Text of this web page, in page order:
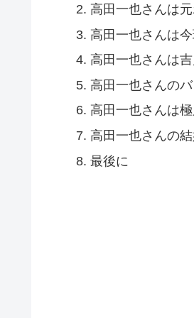
高田一也さんは
高田一也さんは
高田一也さんは
高田一也さんの
高田一也さんは
高田一也さんの
最後に